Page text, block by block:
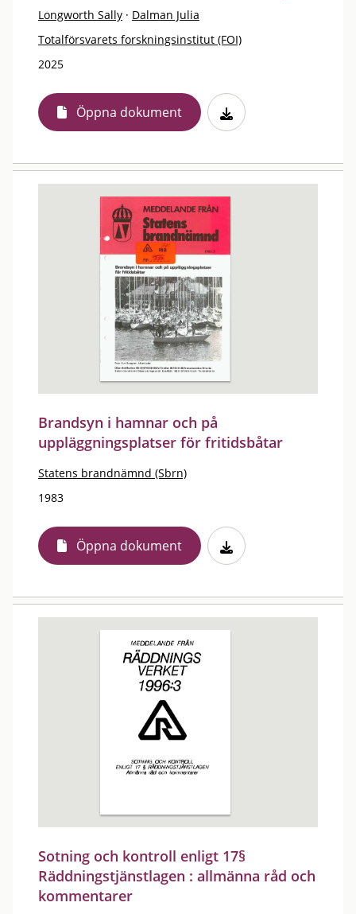
Longworth Sally · Dalman Julia
Totalförsvarets forskningsinstitut (FOI)
2025
Öppna dokument
Brandsyn i hamnar och på
uppläggningsplatser för fritidsbåtar
Statens brandnämnd (Sbrn)
1983
Öppna dokument
Sotning och kontroll enligt 17§
Räddningstjänstlagen : allmänna råd och
kommentarer